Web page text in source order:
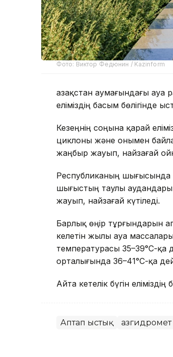
Фото: Виктор Федюнин / Kazinform
Қазақстан аумағындағы
еліміздің басым бөлігінде
Кезеңнің соңына қарай
циклоны және онымен
жаңбыр жауып, найзағай
Республиканың шығысында
шығыстың таулы
жауып, найзағай күтіледі.
Барлық өңір тұрғындарын
келетін жылы ауа
температурасы 35–39°С-қа
орталығында 36–41°С-қа
Айта кетелік бүгін
Аптап ыстық Қазгидромет